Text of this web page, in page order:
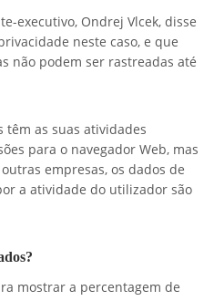
executivo, Ondrej Vlcek, disse
neste caso, e que
não podem ser rastreadas até
têm as suas atividades
para o navegador Web, mas
empresas, os dados de
a atividade do utilizador são
mostrar a percentagem de